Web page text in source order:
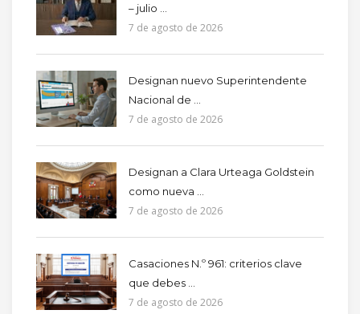
– julio ...
7 de agosto de 2026
Designan nuevo Superintendente
Nacional de ...
7 de agosto de 2026
Designan a Clara Urteaga Goldstein
como nueva ...
7 de agosto de 2026
Casaciones N.º 961: criterios clave
que debes ...
7 de agosto de 2026